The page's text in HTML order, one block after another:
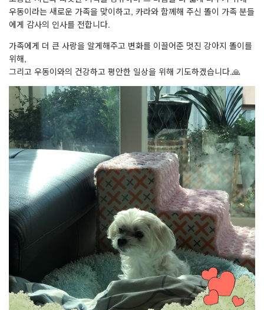
우동이라는 새로운 가족을 맞이하고, 카라와 함께해 주신 똘이 가족 분들
에게 감사의 인사를 전합니다.
가족에게 더 큰 사랑을 알게해주고 변화를 이끌어준 멋진 강아지 똘이를
위해,
그리고 우동이와의 건강하고 평안한 일상을 위해 기도하겠습니다.🙏